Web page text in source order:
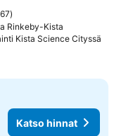
Rinkeby-Kista
Kista Science Cityssä
Katso hinnat